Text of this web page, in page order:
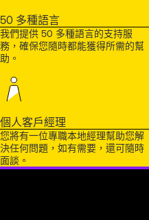
50 多種語言
我們提供 50 多種語言的支持服
務，確保您隨時都能獲得所需的幫
助。
個人客戶經理
您將有一位專職本地經理幫助您解
決任何問題，如有需要，還可隨時
面談。